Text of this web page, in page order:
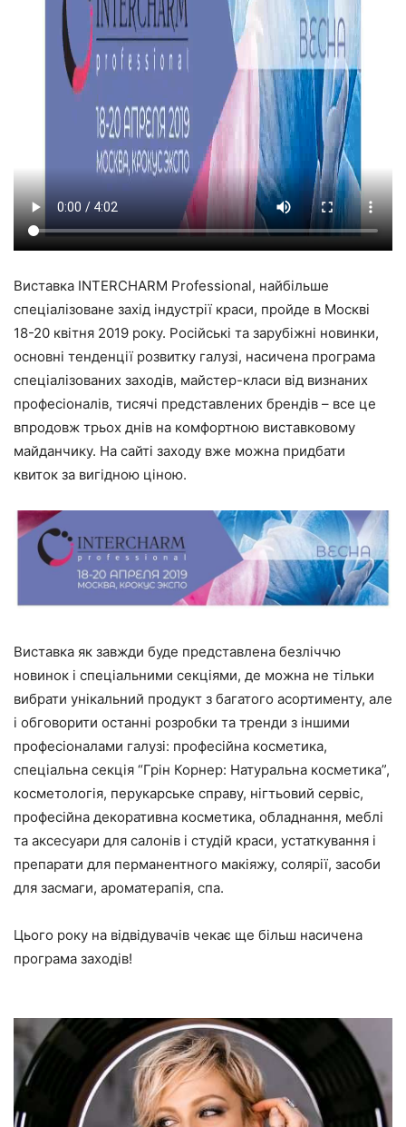
Виставка INTERCHARM Professional, найбільше
спеціалізоване захід індустрії краси, пройде в Москві
18-20 квітня 2019 року. Російські та зарубіжні новинки,
основні тенденції розвитку галузі, насичена програма
спеціалізованих заходів, майстер-класи від визнаних
професіоналів, тисячі представлених брендів – все це
впродовж трьох днів на комфортною виставковому
майданчику. На сайті заходу вже можна придбати
квиток за вигідною ціною.
Виставка як завжди буде представлена безліччю
новинок і спеціальними секціями, де можна не тільки
вибрати унікальний продукт з багатого асортименту, але
і обговорити останні розробки та тренди з іншими
професіоналами галузі: професійна косметика,
спеціальна секція “Грін Корнер: Натуральна косметика”,
косметологія, перукарське справу, нігтьовий сервіс,
професійна декоративна косметика, обладнання, меблі
та аксесуари для салонів і студій краси, устаткування і
препарати для перманентного макіяжу, солярії, засоби
для засмаги, ароматерапія, спа.
Цього року на відвідувачів чекає ще більш насичена
програма заходів!